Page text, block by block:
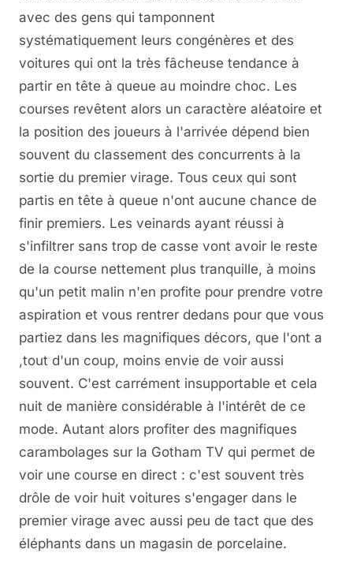
avec des gens qui tamponnent
systématiquement leurs congénères et des
voitures qui ont la très fâcheuse tendance à
partir en tête à queue au moindre choc. Les
courses revêtent alors un caractère aléatoire et
la position des joueurs à l'arrivée dépend bien
souvent du classement des concurrents à la
sortie du premier virage. Tous ceux qui sont
partis en tête à queue n'ont aucune chance de
finir premiers. Les veinards ayant réussi à
s'infiltrer sans trop de casse vont avoir le reste
de la course nettement plus tranquille, à moins
qu'un petit malin n'en profite pour prendre votre
aspiration et vous rentrer dedans pour que vous
partiez dans les magnifiques décors, que l'ont a
,tout d'un coup, moins envie de voir aussi
souvent. C'est carrément insupportable et cela
nuit de manière considérable à l'intérêt de ce
mode. Autant alors profiter des magnifiques
carambolages sur la Gotham TV qui permet de
voir une course en direct : c'est souvent très
drôle de voir huit voitures s'engager dans le
premier virage avec aussi peu de tact que des
éléphants dans un magasin de porcelaine.